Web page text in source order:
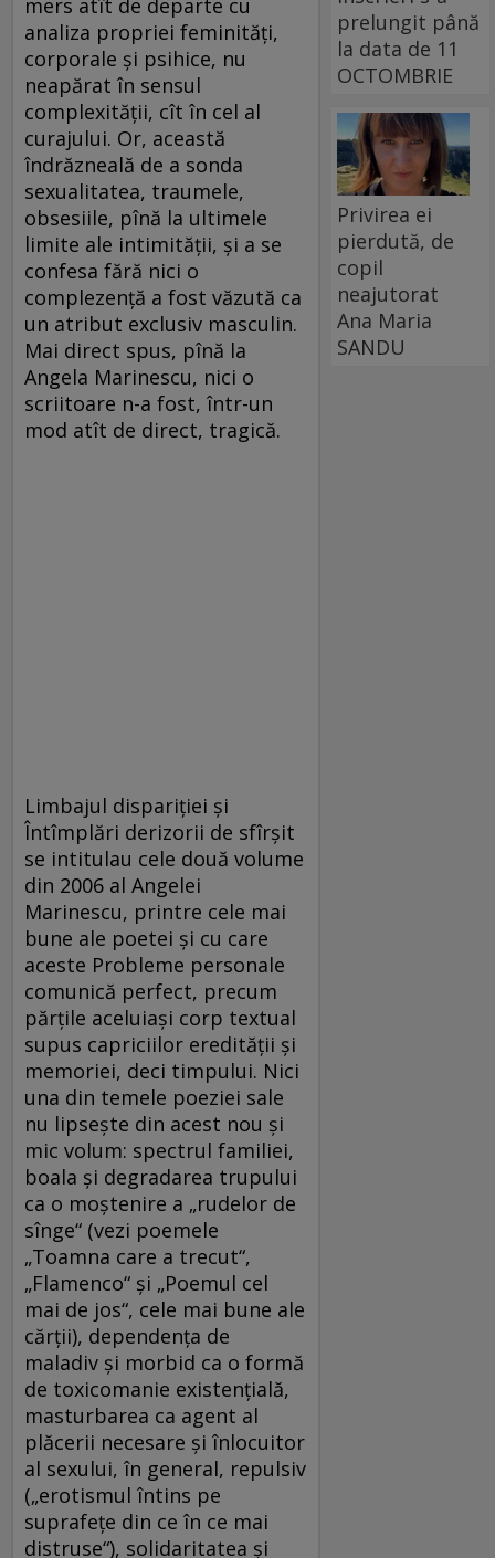
mers atît de departe cu
analiza propriei feminităţi,
corporale şi psihice, nu
neapărat în sensul
complexităţii, cît în cel al
curajului. Or, această
îndrăzneală de a sonda
sexualitatea, traumele,
obsesiile, pînă la ultimele
limite ale intimităţii, şi a se
confesa fără nici o
complezenţă a fost văzută ca
un atribut exclusiv masculin.
Mai direct spus, pînă la
Angela Marinescu, nici o
scriitoare n-a fost, într-un
mod atît de direct, tragică.
Limbajul dispariţiei şi
Întîmplări derizorii de sfîrşit
se intitulau cele două volume
din 2006 al Angelei
Marinescu, printre cele mai
bune ale poetei şi cu care
aceste Probleme personale
comunică perfect, precum
părţile aceluiaşi corp textual
supus capriciilor eredităţii şi
memoriei, deci timpului. Nici
una din temele poeziei sale
nu lipseşte din acest nou şi
mic volum: spectrul familiei,
boala şi degradarea trupului
ca o moştenire a „rudelor de
sînge“ (vezi poemele
„Toamna care a trecut“,
„Flamenco“ şi „Poemul cel
mai de jos“, cele mai bune ale
cărţii), dependenţa de
maladiv şi morbid ca o formă
de toxicomanie existenţială,
masturbarea ca agent al
plăcerii necesare şi înlocuitor
al sexului, în general, repulsiv
(„erotismul întins pe
suprafeţe din ce în ce mai
distruse“), solidaritatea şi
prelungit până
la data de 11
OCTOMBRIE
Privirea ei
pierdută, de
copil
neajutorat
Ana Maria
SANDU